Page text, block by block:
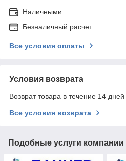
Наличными
Безналичный расчет
Все условия оплаты
Условия возврата
Возврат товара в течение 14
Все условия возврата
Подобные услуги компании